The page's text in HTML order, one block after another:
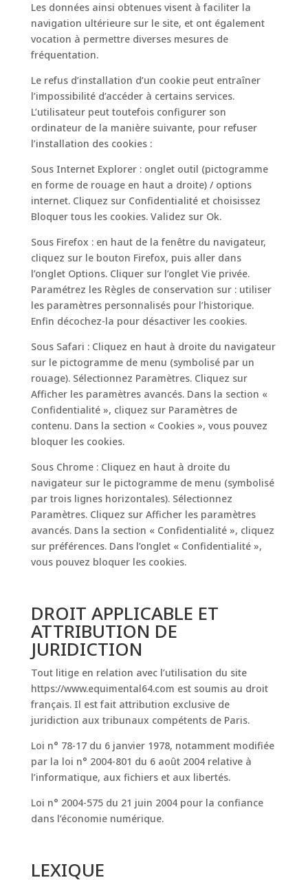
Les données ainsi obtenues visent à faciliter la
navigation ultérieure sur le site, et ont également
vocation à permettre diverses mesures de
fréquentation.
Le refus d’installation d’un cookie peut entraîner
l’impossibilité d’accéder à certains services.
L’utilisateur peut toutefois configurer son
ordinateur de la manière suivante, pour refuser
l’installation des cookies :
Sous Internet Explorer : onglet outil (pictogramme
en forme de rouage en haut a droite) / options
internet. Cliquez sur Confidentialité et choisissez
Bloquer tous les cookies. Validez sur Ok.
Sous Firefox : en haut de la fenêtre du navigateur,
cliquez sur le bouton Firefox, puis aller dans
l’onglet Options. Cliquer sur l’onglet Vie privée.
Paramétrez les Règles de conservation sur : utiliser
les paramètres personnalisés pour l’historique.
Enfin décochez-la pour désactiver les cookies.
Sous Safari : Cliquez en haut à droite du navigateur
sur le pictogramme de menu (symbolisé par un
rouage). Sélectionnez Paramètres. Cliquez sur
Afficher les paramètres avancés. Dans la section «
Confidentialité », cliquez sur Paramètres de
contenu. Dans la section « Cookies », vous pouvez
bloquer les cookies.
Sous Chrome : Cliquez en haut à droite du
navigateur sur le pictogramme de menu (symbolisé
par trois lignes horizontales). Sélectionnez
Paramètres. Cliquez sur Afficher les paramètres
avancés. Dans la section « Confidentialité », cliquez
sur préférences. Dans l’onglet « Confidentialité »,
vous pouvez bloquer les cookies.
DROIT APPLICABLE ET
ATTRIBUTION DE
JURIDICTION
Tout litige en relation avec l’utilisation du site
https://www.equimental64.com est soumis au droit
français. Il est fait attribution exclusive de
juridiction aux tribunaux compétents de Paris.
Loi n° 78-17 du 6 janvier 1978, notamment modifiée
par la loi n° 2004-801 du 6 août 2004 relative à
l’informatique, aux fichiers et aux libertés.
Loi n° 2004-575 du 21 juin 2004 pour la confiance
dans l’économie numérique.
LEXIQUE